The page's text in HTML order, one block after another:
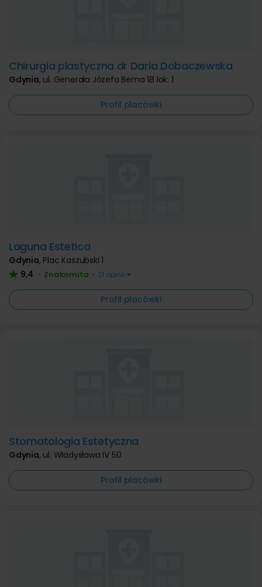
Chirurgia plastyczna dr Daria Dobaczewska
Gdynia, ul. Generała Józefa Bema 18 lok. 1
Profil placówki
Laguna Estetica
Gdynia, Plac Kaszubski 1
9,4 • Znakomita • 21 opinii
Profil placówki
Stomatologia Estetyczna
Gdynia, ul. Władysława IV 50
Profil placówki